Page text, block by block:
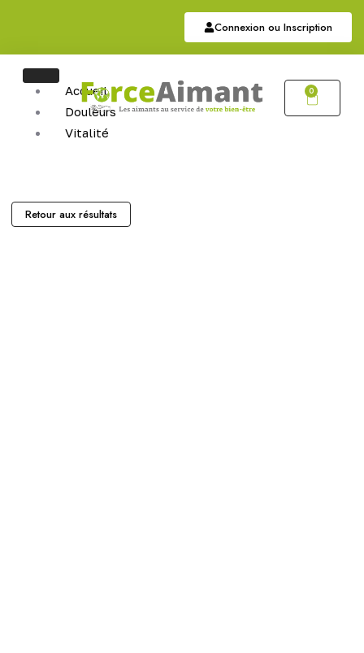
Connexion ou Inscription
Accueil
Douleurs
Vitalité
Hématite
0
Retour aux résultats